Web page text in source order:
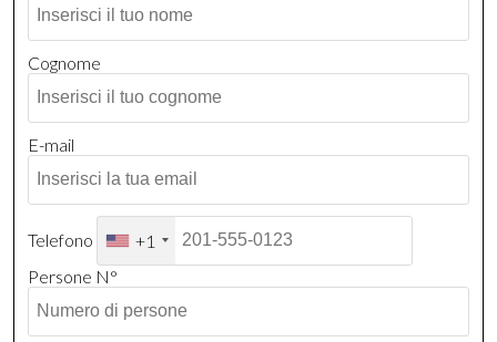
Cognome
E-mail
Telefono
+1
Persone N°